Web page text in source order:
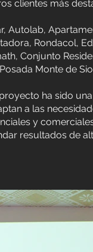
clientes más
Autolab,
Rondacol,
Conjunto
Monte de
ha sido
a las
y
resultados de